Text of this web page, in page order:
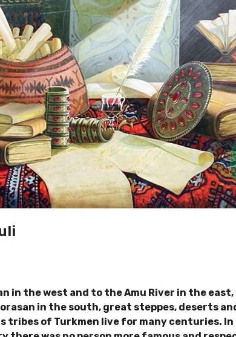
in the west and to the Amu River in the
in the south, great steppes, deserts
tribes of Turkmen live for many centuries.